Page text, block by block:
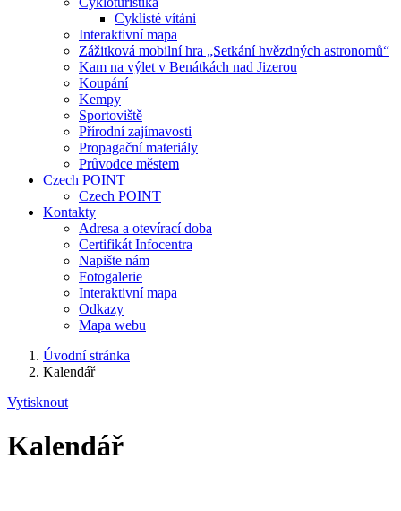
Cyklisté vítáni
Interaktivní mapa
Zážitková mobilní hra „Setkání hvězdných astronomů“
Kam na výlet v Benátkách nad Jizerou
Koupání
Kempy
Sportoviště
Přírodní zajímavosti
Propagační materiály
Průvodce městem
Czech POINT
Czech POINT
Kontakty
Adresa a otevírací doba
Certifikát Infocentra
Napište nám
Fotogalerie
Interaktivní mapa
Odkazy
Mapa webu
Úvodní stránka
Kalendář
Vytisknout
Kalendář